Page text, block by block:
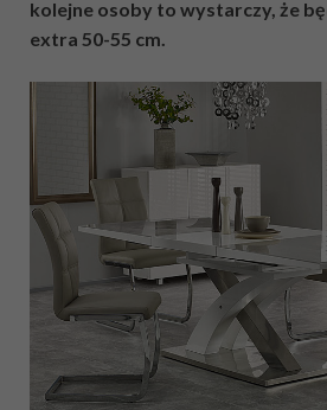
kolejne osoby to wystarczy, że
extra 50-55 cm.